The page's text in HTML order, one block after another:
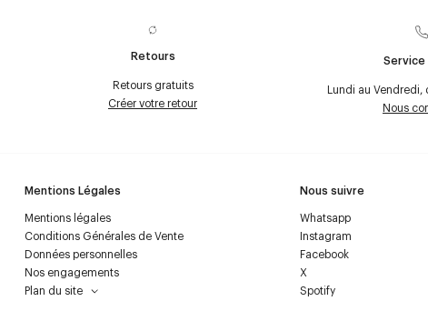
Retours
Retours gratuits
Créer votre retour
Service
Lundi au Vendredi,
Nous
Mentions Légales
Mentions légales
Conditions Générales de Vente
Données personnelles
Nos engagements
Plan du site
Nous suivre
Whatsapp
Instagram
Facebook
X
Spotify